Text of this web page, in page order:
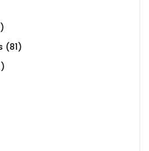
4
products
8181
280